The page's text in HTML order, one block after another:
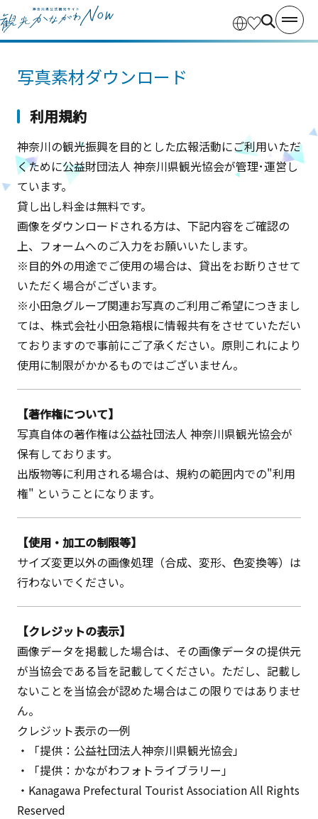
写真素材ダウンロード
利用規約
神奈川の観光振興を目的とした広報活動にご利用いただ
くために公益財団法人 神奈川県観光協会が管理･運営し
ています。
貸し出し料金は無料です。
画像をダウンロードされる方は、下記内容をご確認の
上、フォームへのご入力をお願いいたします。
※目的外の用途でご使用の場合は、貸出をお断りさせて
いただく場合がございます。
※小田急グループ関連お写真のご利用ご希望につきまし
ては、株式会社小田急箱根に情報共有をさせていただい
ておりますので事前にご了承ください。原則これにより
使用に制限がかかるものではございません。
【著作権について】
写真自体の著作権は公益社団法人 神奈川県観光協会が
保有しております。
出版物等に利用される場合は、規約の範囲内での"利用
権" ということになります。
【使用・加工の制限等】
サイズ変更以外の画像処理（合成、変形、色変換等）は
行わないでください。
【クレジットの表示】
画像データを掲載した場合は、その画像データの提供元
が当協会である旨を記載してください。ただし、記載し
ないことを当協会が認めた場合はこの限りではありませ
ん。
クレジット表示の一例
・「提供：公益社団法人神奈川県観光協会」
・「提供：かながわフォトライブラリー」
・Kanagawa Prefectural Tourist Association All Rights
Reserved